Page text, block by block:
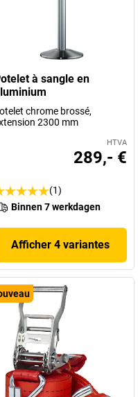
à sangle en
chrome brossé,
2300 mm
HTVA
289,- €
(1)
Binnen 7 werkdagen
Afficher 4 variantes